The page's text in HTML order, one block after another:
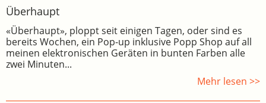
Überhaupt
«Überhaupt», ploppt seit einigen Tagen, oder sind es
bereits Wochen, ein Pop-up inklusive Popp Shop auf all
meinen elektronischen Geräten in bunten Farben alle
zwei Minuten...
Mehr lesen >>